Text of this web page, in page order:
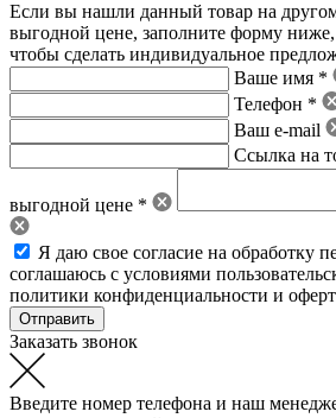
Если вы нашли данный товар на
выгодной цене, заполните форму
чтобы сделать индивидуальное
Ваше имя *
Телефон *
Ваш e-mail
Ссылка на
выгодной цене *
Я даю свое согласие на обработку
соглашаюсь с условиями
политики конфиденциальности и
Заказать звонок
Введите номер телефона и наш